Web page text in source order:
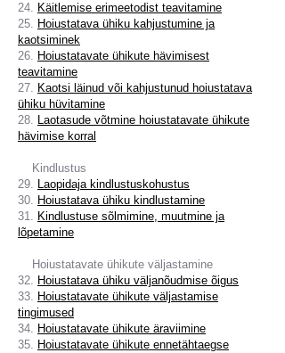
24. Käitlemise erimeetodist teavitamine
25. Hoiustatava ühiku kahjustumine ja
kaotsiminek
26. Hoiustatavate ühikute hävimisest
teavitamine
27. Kaotsi läinud või kahjustunud hoiustatava
ühiku hüvitamine
28. Laotasude võtmine hoiustatavate ühikute
hävimise korral
Kindlustus
29. Laopidaja kindlustuskohustus
30. Hoiustatava ühiku kindlustamine
31. Kindlustuse sõlmimine, muutmine ja
lõpetamine
Hoiustatavate ühikute väljastamine
32. Hoiustatava ühiku väljanõudmise õigus
33. Hoiustatavate ühikute väljastamise
tingimused
34. Hoiustatavate ühikute äraviimine
35. Hoiustatavate ühikute ennetähtaegse